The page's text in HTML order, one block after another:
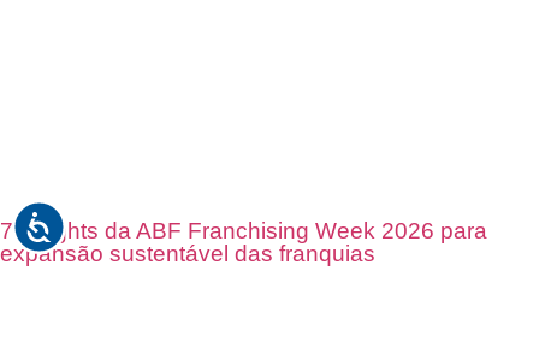
7 insights da ABF Franchising Week 2026 para
expansão sustentável das franquias